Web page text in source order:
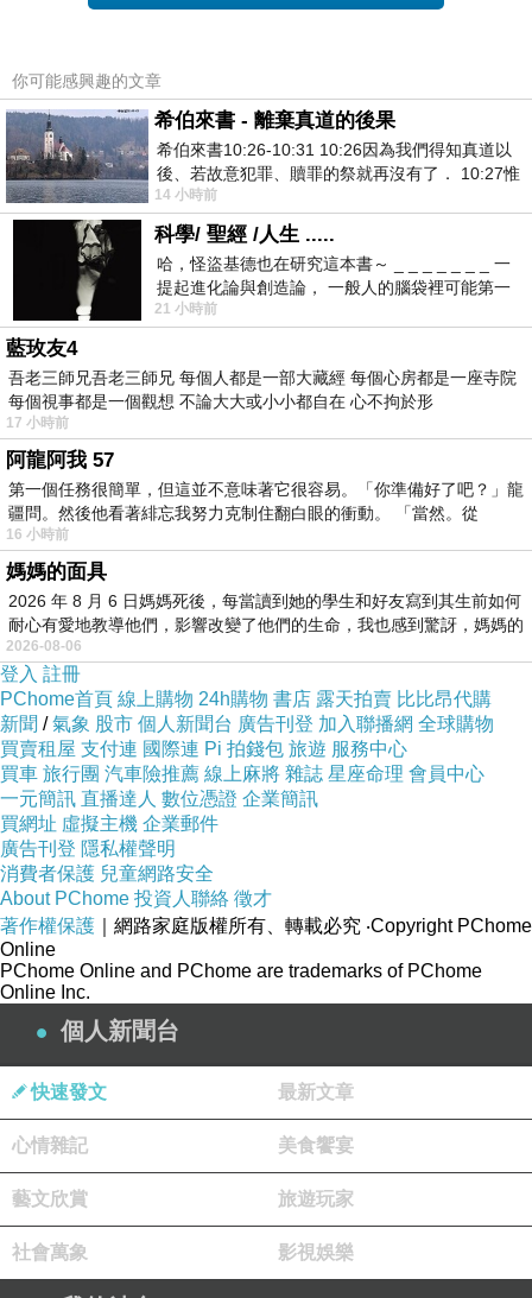
以醬汁，再加個上蓋以保溫，所以，有人也將它
所以說，日本丼飯就是蓋飯，它與香港人說
的「蓋澆飯」或廣東之「叉燒飯」，以及台灣之
「滷肉飯」等等，都可說是同一系列之飯品。因
此這些飯品進入日本市場，它們就被冠以「中華
丼」或「台灣風豚丼」啦。當您旅行日本進入飯
館，見到牛丼（牛肉）、豚丼（炸豬排）、天丼
（天婦羅）就知道它是屬於哪種蓋飯啦。而丼飯
之好吃，除了食材精選之外，米飯也是一大關
鍵。
米飯最好是現煮熱騰騰的白米飯，古早鄉下
也用麥飯當丼底，若只剩下隔夜的剩飯也無所
謂，只要加熱後蓋上美味菜餚，照樣可以吃得津
津有味。據日本朋友告知，
是寺廟裡的僧侶為了節省時間，嚐試把菜放在飯
上一起吃，這樣可以不需要那麼多碗盤，一個大
碗就可以搞定它。後來民間也仿效，丼飯就這樣
在日本逐漸流行起來，之後再經改良遂變成今天
日本料理的另類。
對日本人來說，丼飯可說是平民料理的代名
詞，就和拉麵一樣的普遍。
幾乎大同小異，只是在食材上不一樣罷了。一個
普通的日本料理師傅，信手拈來就可做出上百種
的丼飯。長久以來，大家都認為日本料理不夠平
民化。只要提到它腦子裡就會浮現，一板一眼的
廚師，加上一絲不苟的動作，還有刻板的招呼語
言，讓人心裡有一種日本料理難學的感覺。
其實在日本料理當中，丼飯是準備和製作過
程最簡便的料理。只需運用家中現成的材料，不
需要啥麼高明的技術，隨時都可以輕鬆地做出一
碗好吃的丼飯。高中時期，一位居住在台北信義
你可能感興趣的文章
希伯來書 - 離棄真道的後果
希伯來書10:26-10:31 10:26因為我們得知真道以
後、若故意犯罪、贖罪的祭就再沒有了． 10:27惟
有戰懼等候審判和那燒滅眾敵人的烈火
14 小時前
科學/ 聖經 /人生 .....
哈，怪盜基德也在研究這本書～ _ _ _ _ _ _ _ 一
提起進化論與創造論， 一般人的腦袋裡可能第一
時間就有「 進化論很科
21 小時前
藍玫友4
吾老三師兄吾老三師兄 每個人都是一部大藏經 每個心房都是一座寺院
每個視事都是一個觀想 不論大大或小小都自在 心不拘於形
17 小時前
阿龍阿我 57
第一個任務很簡單，但這並不意味著它很容易。「你準備好了吧？」龍
疆問。然後他看著緋忘我努力克制住翻白眼的衝動。 「當然。從
16 小時前
媽媽的面具
2026 年 8 月 6 日媽媽死後，每當讀到她的學生和好友寫到其生前如何
耐心有愛地教導他們，影響改變了他們的生命，我也感到驚訝，媽媽的
2026-08-06
登入 註冊
PChome首頁 線上購物 24h購物 書店 露天拍賣 比比昂代購
新聞 /氣象 股市 個人新聞台 廣告刊登 加入聯播網 全球購物
買賣租屋 支付連 國際連 Pi 拍錢包 旅遊 服務中心
買車 旅行團 汽車險推薦 線上麻將 雜誌 星座命理 會員中心
一元簡訊 直播達人 數位憑證 企業簡訊
買網址 虛擬主機 企業郵件
廣告刊登 隱私權聲明
消費者保護 兒童網路安全
About PChome 投資人聯絡 徵才
著作權保護 ｜網路家庭版權所有、轉載必究 ‧Copyright PChome
Online
PChome Online and PChome are trademarks of PChome
Online Inc.
個人新聞台
快速發文 最新文章
心情雜記 美食饗宴
藝文欣賞 旅遊玩家
社會萬象 影視娛樂